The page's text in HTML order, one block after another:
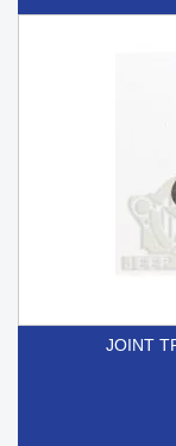
JOINT